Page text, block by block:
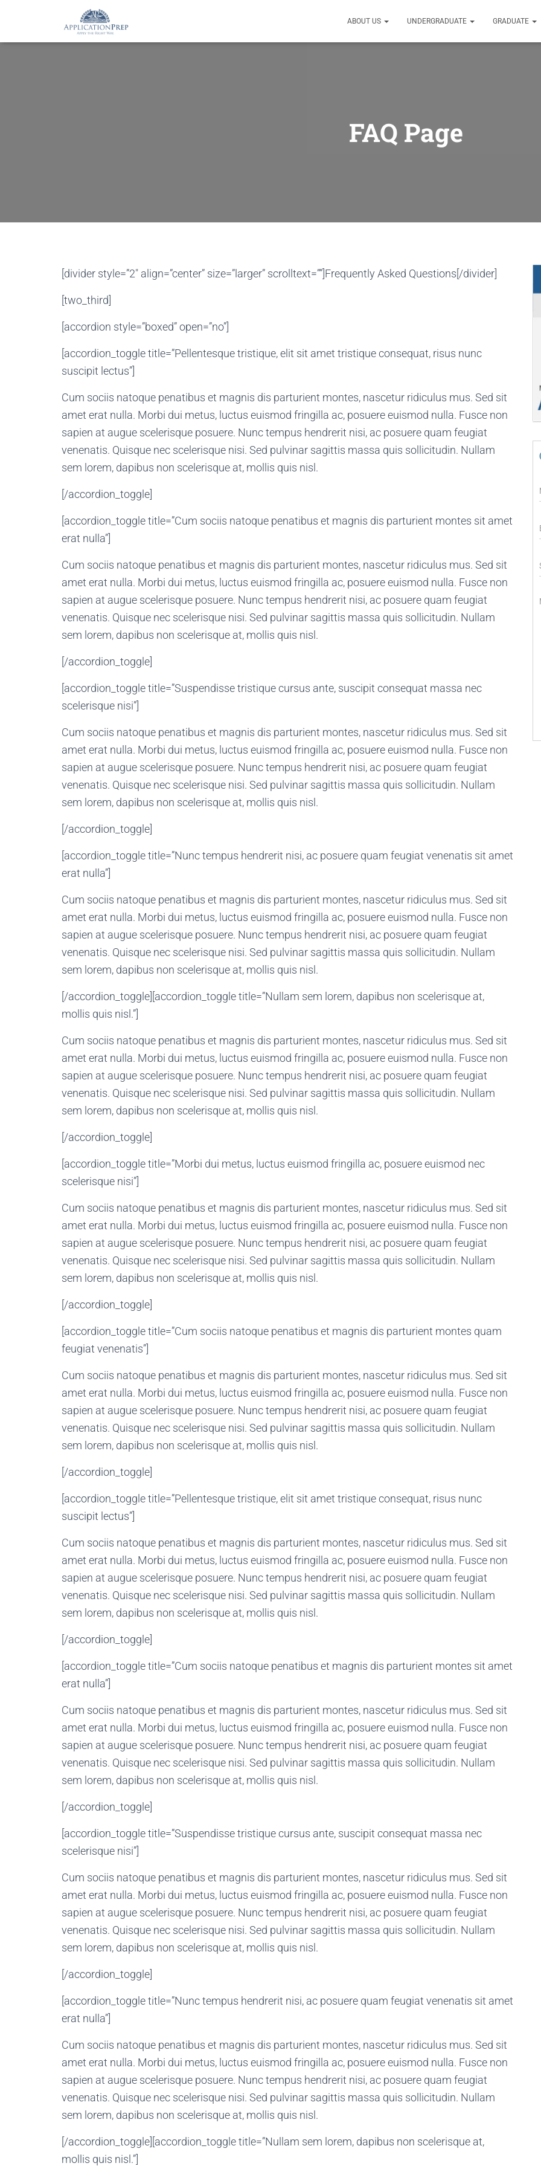
ABOUT US UNDERGRADUATE GRADUATE
FAQ Page
[divider style=”2″ align=”center” size=”larger” scrolltext=””]Frequently Asked Questions[/divider]
[two_third]
[accordion style=”boxed” open=”no”]
[accordion_toggle title=”Pellentesque tristique, elit sit amet tristique consequat, risus nunc
suscipit lectus”]
Cum sociis natoque penatibus et magnis dis parturient montes, nascetur ridiculus mus. Sed sit
amet erat nulla. Morbi dui metus, luctus euismod fringilla ac, posuere euismod nulla. Fusce non
sapien at augue scelerisque posuere. Nunc tempus hendrerit nisi, ac posuere quam feugiat
venenatis. Quisque nec scelerisque nisi. Sed pulvinar sagittis massa quis sollicitudin. Nullam
sem lorem, dapibus non scelerisque at, mollis quis nisl.
[/accordion_toggle]
[accordion_toggle title=”Cum sociis natoque penatibus et magnis dis parturient montes sit amet
erat nulla”]
Cum sociis natoque penatibus et magnis dis parturient montes, nascetur ridiculus mus. Sed sit
amet erat nulla. Morbi dui metus, luctus euismod fringilla ac, posuere euismod nulla. Fusce non
sapien at augue scelerisque posuere. Nunc tempus hendrerit nisi, ac posuere quam feugiat
venenatis. Quisque nec scelerisque nisi. Sed pulvinar sagittis massa quis sollicitudin. Nullam
sem lorem, dapibus non scelerisque at, mollis quis nisl.
[/accordion_toggle]
[accordion_toggle title=”Suspendisse tristique cursus ante, suscipit consequat massa nec
scelerisque nisi”]
Cum sociis natoque penatibus et magnis dis parturient montes, nascetur ridiculus mus. Sed sit
amet erat nulla. Morbi dui metus, luctus euismod fringilla ac, posuere euismod nulla. Fusce non
sapien at augue scelerisque posuere. Nunc tempus hendrerit nisi, ac posuere quam feugiat
venenatis. Quisque nec scelerisque nisi. Sed pulvinar sagittis massa quis sollicitudin. Nullam
sem lorem, dapibus non scelerisque at, mollis quis nisl.
[/accordion_toggle]
[accordion_toggle title=”Nunc tempus hendrerit nisi, ac posuere quam feugiat venenatis sit amet
erat nulla”]
Cum sociis natoque penatibus et magnis dis parturient montes, nascetur ridiculus mus. Sed sit
amet erat nulla. Morbi dui metus, luctus euismod fringilla ac, posuere euismod nulla. Fusce non
sapien at augue scelerisque posuere. Nunc tempus hendrerit nisi, ac posuere quam feugiat
venenatis. Quisque nec scelerisque nisi. Sed pulvinar sagittis massa quis sollicitudin. Nullam
sem lorem, dapibus non scelerisque at, mollis quis nisl.
[/accordion_toggle][accordion_toggle title=”Nullam sem lorem, dapibus non scelerisque at,
mollis quis nisl.”]
Cum sociis natoque penatibus et magnis dis parturient montes, nascetur ridiculus mus. Sed sit
amet erat nulla. Morbi dui metus, luctus euismod fringilla ac, posuere euismod nulla. Fusce non
sapien at augue scelerisque posuere. Nunc tempus hendrerit nisi, ac posuere quam feugiat
venenatis. Quisque nec scelerisque nisi. Sed pulvinar sagittis massa quis sollicitudin. Nullam
sem lorem, dapibus non scelerisque at, mollis quis nisl.
[/accordion_toggle]
[accordion_toggle title=”Morbi dui metus, luctus euismod fringilla ac, posuere euismod nec
scelerisque nisi”]
Cum sociis natoque penatibus et magnis dis parturient montes, nascetur ridiculus mus. Sed sit
amet erat nulla. Morbi dui metus, luctus euismod fringilla ac, posuere euismod nulla. Fusce non
sapien at augue scelerisque posuere. Nunc tempus hendrerit nisi, ac posuere quam feugiat
venenatis. Quisque nec scelerisque nisi. Sed pulvinar sagittis massa quis sollicitudin. Nullam
sem lorem, dapibus non scelerisque at, mollis quis nisl.
[/accordion_toggle]
[accordion_toggle title=”Cum sociis natoque penatibus et magnis dis parturient montes quam
feugiat venenatis”]
Cum sociis natoque penatibus et magnis dis parturient montes, nascetur ridiculus mus. Sed sit
amet erat nulla. Morbi dui metus, luctus euismod fringilla ac, posuere euismod nulla. Fusce non
sapien at augue scelerisque posuere. Nunc tempus hendrerit nisi, ac posuere quam feugiat
venenatis. Quisque nec scelerisque nisi. Sed pulvinar sagittis massa quis sollicitudin. Nullam
sem lorem, dapibus non scelerisque at, mollis quis nisl.
[/accordion_toggle]
[accordion_toggle title=”Pellentesque tristique, elit sit amet tristique consequat, risus nunc
suscipit lectus”]
Cum sociis natoque penatibus et magnis dis parturient montes, nascetur ridiculus mus. Sed sit
amet erat nulla. Morbi dui metus, luctus euismod fringilla ac, posuere euismod nulla. Fusce non
sapien at augue scelerisque posuere. Nunc tempus hendrerit nisi, ac posuere quam feugiat
venenatis. Quisque nec scelerisque nisi. Sed pulvinar sagittis massa quis sollicitudin. Nullam
sem lorem, dapibus non scelerisque at, mollis quis nisl.
[/accordion_toggle]
[accordion_toggle title=”Cum sociis natoque penatibus et magnis dis parturient montes sit amet
erat nulla”]
Cum sociis natoque penatibus et magnis dis parturient montes, nascetur ridiculus mus. Sed sit
amet erat nulla. Morbi dui metus, luctus euismod fringilla ac, posuere euismod nulla. Fusce non
sapien at augue scelerisque posuere. Nunc tempus hendrerit nisi, ac posuere quam feugiat
venenatis. Quisque nec scelerisque nisi. Sed pulvinar sagittis massa quis sollicitudin. Nullam
sem lorem, dapibus non scelerisque at, mollis quis nisl.
[/accordion_toggle]
[accordion_toggle title=”Suspendisse tristique cursus ante, suscipit consequat massa nec
scelerisque nisi”]
Cum sociis natoque penatibus et magnis dis parturient montes, nascetur ridiculus mus. Sed sit
amet erat nulla. Morbi dui metus, luctus euismod fringilla ac, posuere euismod nulla. Fusce non
sapien at augue scelerisque posuere. Nunc tempus hendrerit nisi, ac posuere quam feugiat
venenatis. Quisque nec scelerisque nisi. Sed pulvinar sagittis massa quis sollicitudin. Nullam
sem lorem, dapibus non scelerisque at, mollis quis nisl.
[/accordion_toggle]
[accordion_toggle title=”Nunc tempus hendrerit nisi, ac posuere quam feugiat venenatis sit amet
erat nulla”]
Cum sociis natoque penatibus et magnis dis parturient montes, nascetur ridiculus mus. Sed sit
amet erat nulla. Morbi dui metus, luctus euismod fringilla ac, posuere euismod nulla. Fusce non
sapien at augue scelerisque posuere. Nunc tempus hendrerit nisi, ac posuere quam feugiat
venenatis. Quisque nec scelerisque nisi. Sed pulvinar sagittis massa quis sollicitudin. Nullam
sem lorem, dapibus non scelerisque at, mollis quis nisl.
[/accordion_toggle][accordion_toggle title=”Nullam sem lorem, dapibus non scelerisque at,
mollis quis nisl.”]
l